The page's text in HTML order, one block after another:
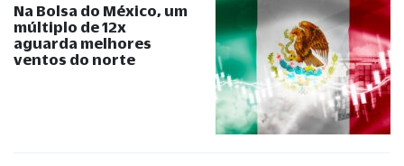
Na Bolsa do México, um
múltiplo de 12x
aguarda melhores
ventos do norte